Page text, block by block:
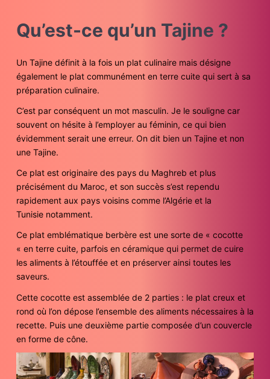
Qu’est-ce qu’un Tajine ?
Un Tajine définit à la fois un plat culinaire mais désigne
également le plat communément en terre cuite qui sert à sa
préparation culinaire.
C’est par conséquent un mot masculin. Je le souligne car
souvent on hésite à l’employer au féminin, ce qui bien
évidemment serait une erreur. On dit bien un Tajine et non
une Tajine.
Ce plat est originaire des pays du Maghreb et plus
précisément du Maroc, et son succès s’est rependu
rapidement aux pays voisins comme l’Algérie et la
Tunisie notamment.
Ce plat emblématique berbère est une sorte de « cocotte
« en terre cuite, parfois en céramique qui permet de cuire
les aliments à l’étouffée et en préserver ainsi toutes les
saveurs.
Cette cocotte est assemblée de 2 parties : le plat creux et
rond où l’on dépose l’ensemble des aliments nécessaires à la
recette. Puis une deuxième partie composée d’un couvercle
en forme de cône.